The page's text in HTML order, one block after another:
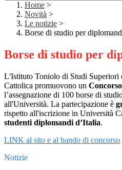
Home >
Novità >
Le notizie >
Borse di studio per
Borse di studio per
L'Istituto Toniolo di Studi Superiori
Cattolica promuovono un
l’assegnazione di 100 borse di
all'Università. La partecipazione è
rispetto all'iscrizione in Università
studenti diplomandi d’Italia.
LINK al sito e al bando di concorso
Notizie